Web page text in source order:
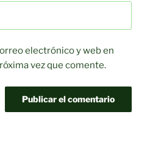
electrónico y web en
vez que comente.